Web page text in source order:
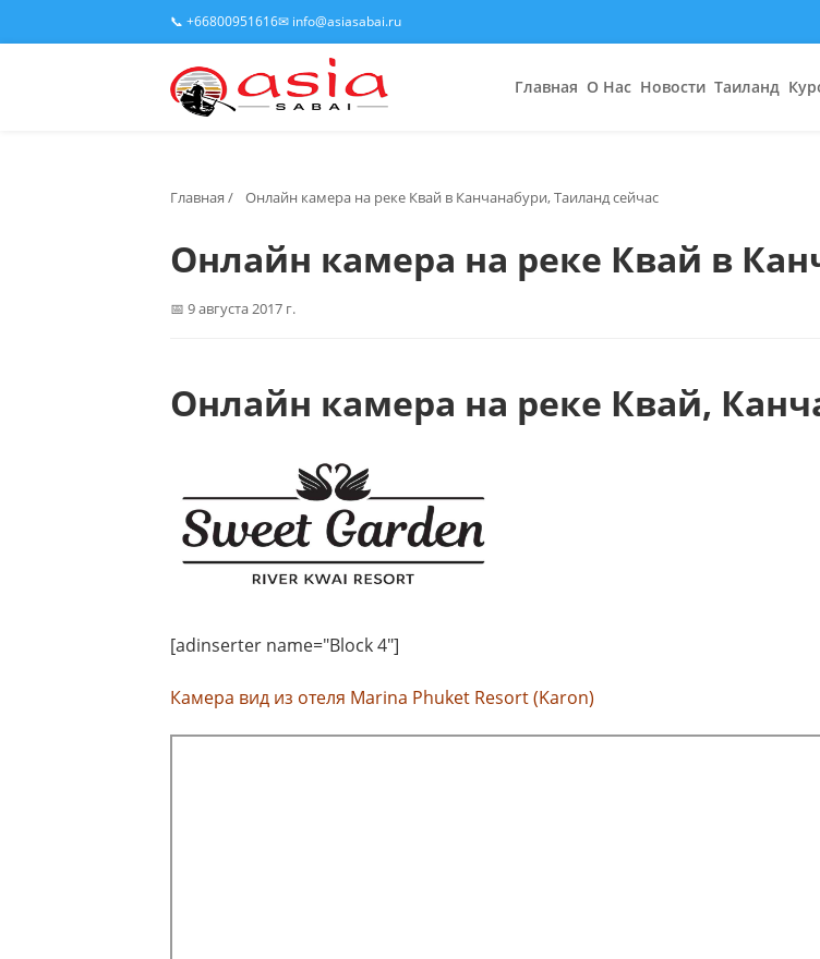
📞 +66800951616✉ info@asiasabai.ru
Главная О Нас Новости Таиланд
Главная / Онлайн камера на реке Квай в Канчанабури, Таиланд сейчас
Онлайн камера на реке Квай в
9 августа 2017 г.
Онлайн камера на реке Квай,
[adinserter name="Block 4"]
Камера вид из отеля Marina Phuket Resort (Karon)